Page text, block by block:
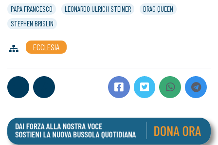
PAPA FRANCESCO LEONARDO ULRICH STEINER
DRAG QUEEN
STEPHEN BRISLIN
ECCLESIA